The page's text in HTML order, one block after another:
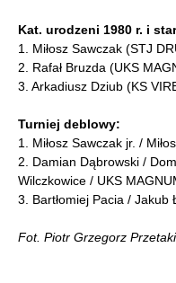
Kat. urodzeni 1980 r. i
1. Miłosz Sawczak (STJ
2. Rafał Bruzda (UKS
3. Arkadiusz Dziub (KS
Turniej deblowy:
1. Miłosz Sawczak jr. /
2. Damian Dąbrowski /
Wilczkowice / UKS
3. Bartłomiej Pacia / Jakub
Fot. Piotr Grzegorz